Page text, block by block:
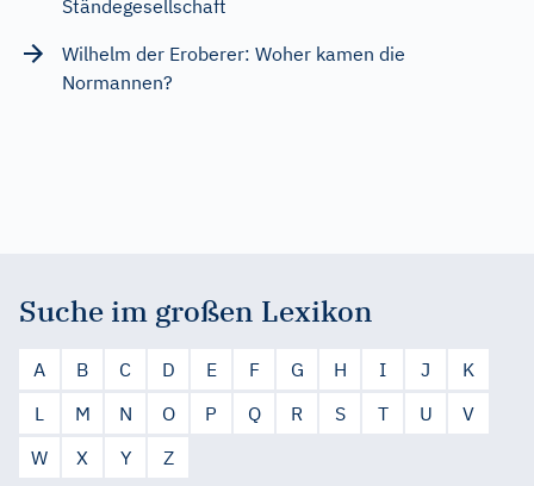
Ständegesellschaft
Wilhelm der Eroberer: Woher kamen die
Normannen?
Suche im großen Lexikon
A B C D E F G H I J
K
L
M N O P Q R S T U
V
W
X Y Z